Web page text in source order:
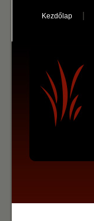
Kezdőlap